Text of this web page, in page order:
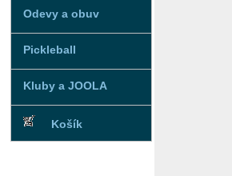
Odevy a obuv
Pickleball
Kluby a JOOLA
Košík